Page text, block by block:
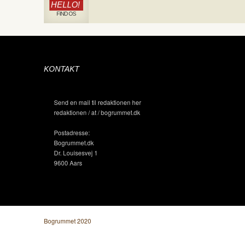
HELLO!
FIND OS
KONTAKT
Send en mail til redaktionen her
redaktionen / at / bogrummet.dk
Postadresse:
Bogrummet.dk
Dr. Louisesvej 1
9600 Aars
Bogrummet 2020